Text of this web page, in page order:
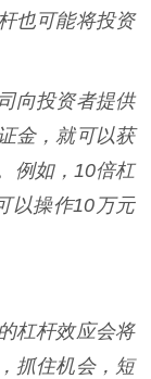
也可能将投资
向投资者提供
金，就可以获
例如，10倍杠
以操作10万元
杠杆效应会将
抓住机会，短